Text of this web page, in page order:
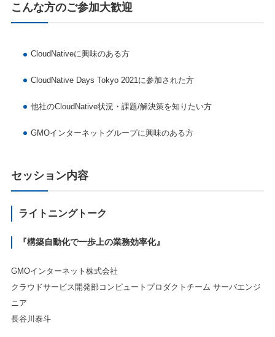
こんな方のご参加大歓迎
CloudNativeに興味のある方
CloudNative Days Tokyo 2021に参加された方
他社のCloudNative状況・課題/解決策を知りたい方
GMOインターネットグループに興味のある方
セッション内容
ライトニングトーク
『構築自動化で一歩上の業務効率化』
GMOインターネット株式会社
クラウドサービス開発部コンピュートプロダクトチーム サーバエンジ
ニア
長谷川泰斗